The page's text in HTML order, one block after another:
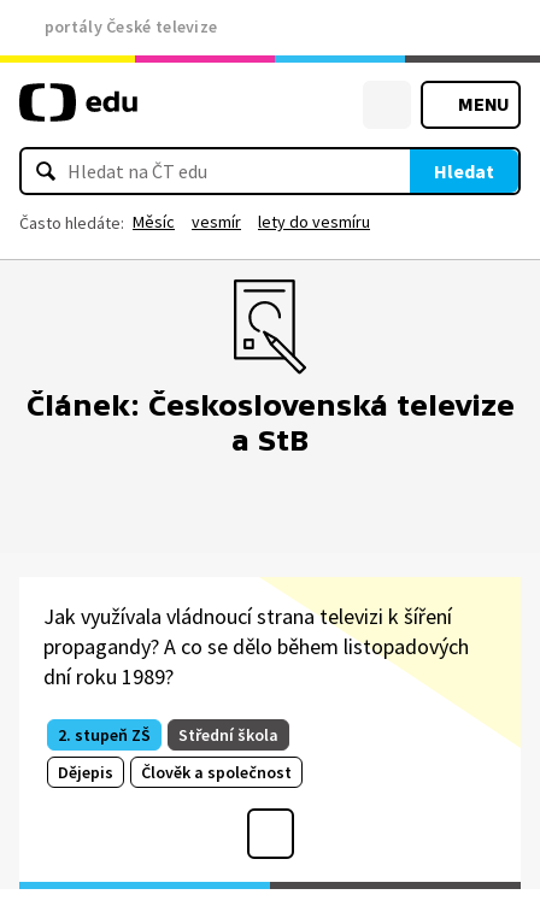
portály České televize
MENU
Hledat
Často hledáte: Měsíc vesmír lety do vesmíru
Článek: Československá televize
a StB
Jak využívala vládnoucí strana televizi k šíření
propagandy? A co se dělo během listopadových
dní roku 1989?
2. stupeň ZŠ
Střední škola
Dějepis
Člověk a společnost